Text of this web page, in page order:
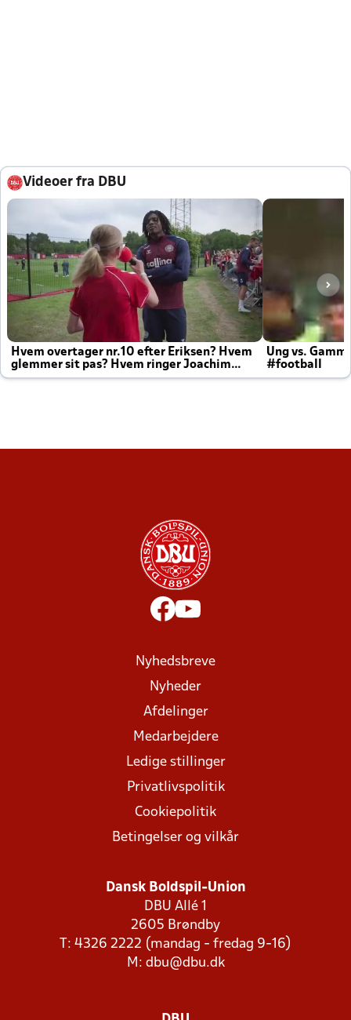
Videoer fra DBU
Hvem overtager nr.10 efter Eriksen? Hvem
glemmer sit pas? Hvem ringer Joachim
altid til efter kampe?
Ung vs.
#football
Nyhedsbreve
Nyheder
Afdelinger
Medarbejdere
Ledige stillinger
Privatlivspolitik
Cookiepolitik
Betingelser og vilkår
Dansk Boldspil-Union
DBU Allé 1
2605 Brøndby
T: 4326 2222 (mandag - fredag 9-16)
M: dbu@dbu.dk